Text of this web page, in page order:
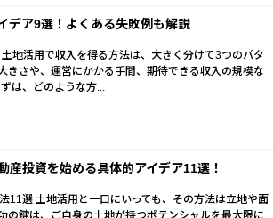
デア9選！よくある失敗例も解説
地活用で収入を得る方法は、大きく分けて3つのパタ
きさや、運営にかかる手間、期待できる収入の規模な
は、どのような方...
産投資を始める具体的アイデア11選！
11選 土地活用と一口にいっても、その方法は立地や面
の鍵は、ご自身の土地が持つポテンシャルを最大限に